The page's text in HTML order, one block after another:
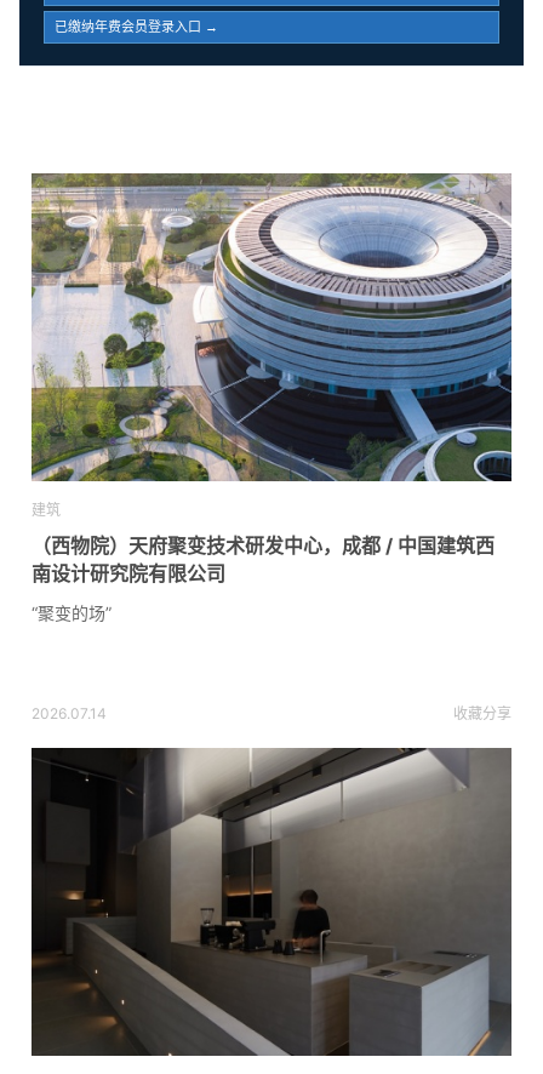
已缴纳年费会员登录入口 →
建筑
（西物院）天府聚变技术研发中心，成都 / 中国建筑西
南设计研究院有限公司
“聚变的场”
2026.07.14 收藏分享